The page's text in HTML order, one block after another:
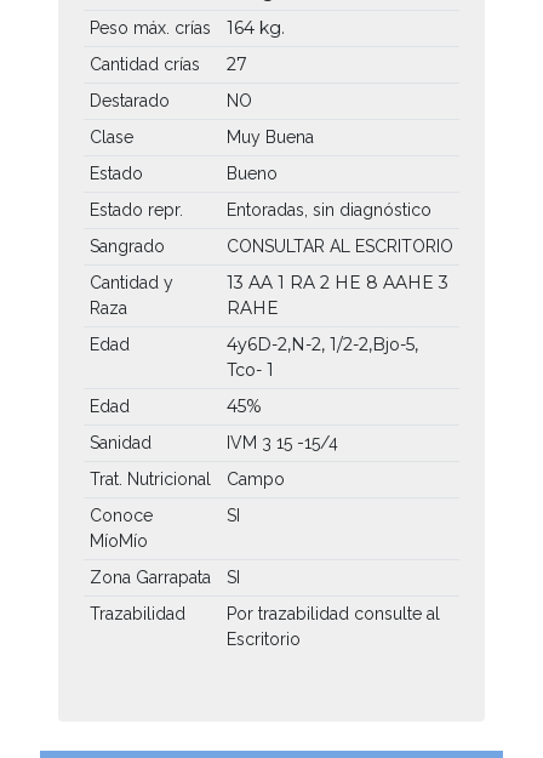
Peso máx. crías 164 kg.
Cantidad crías 27
Destarado
NO
Clase
Muy Buena
Estado
Bueno
Estado repr.
Entoradas, sin diagnóstico
Sangrado
CONSULTAR AL ESCRITORIO
Cantidad y
Raza
13 AA 1 RA 2 HE 8 AAHE3
RAHE
Edad
4y6D-2,N-2, 1/2-2,Bjo-5,
Tco- 1
Edad 45%
Sanidad
IVM 3 15 -15/4
Trat. Nutricional
Campo
Conoce
MíoMío
SI
Zona Garrapata
SI
Trazabilidad
Por trazabilidad consulte al
Escritorio